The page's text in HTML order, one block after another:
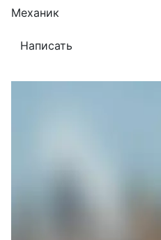
Механик
Написать